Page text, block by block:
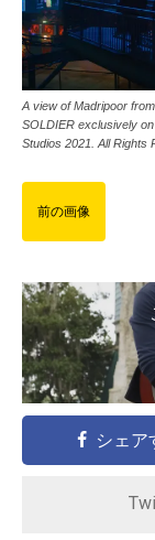
A view of Madripoor
SOLDIER exclusively
Studios 2021. All Rights
前の画像
シェア